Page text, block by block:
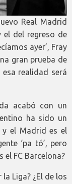
Real Madrid
el del regreso de
ayer’, Fray
gran prueba de
realidad será
acabó con un
ha sido un
y el Madrid es el
‘pa tó’, pero
el FC Barcelona?
Liga? ¿El de los